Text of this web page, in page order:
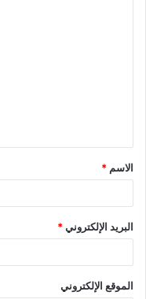
الاسم *
البريد الإلكتروني*
الموقع الإلكتروني